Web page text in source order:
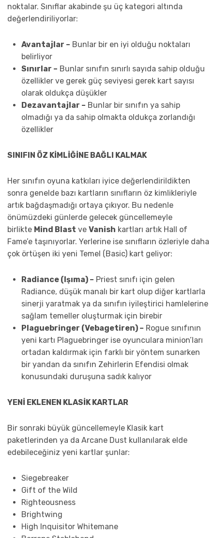
noktalar. Sınıflar akabinde şu üç kategori altında
değerlendiriliyorlar:
Avantajlar – Bunlar bir en iyi olduğu noktaları
belirliyor
Sınırlar – Bunlar sınıfın sınırlı sayıda sahip olduğu
özellikler ve gerek güç seviyesi gerek kart sayısı
olarak oldukça düşükler
Dezavantajlar – Bunlar bir sınıfın ya sahip
olmadığı ya da sahip olmakta oldukça zorlandığı
özellikler
SINIFIN ÖZ KİMLİĞİNE BAĞLI KALMAK
Her sınıfın oyuna katkıları iyice değerlendirildikten
sonra genelde bazı kartların sınıfların öz kimlikleriyle
artık bağdaşmadığı ortaya çıkıyor. Bu nedenle
önümüzdeki günlerde gelecek güncellemeyle
birlikte Mind Blast ve Vanish kartları artık Hall of
Fame’e taşınıyorlar. Yerlerine ise sınıfların özleriyle daha
çok örtüşen iki yeni Temel (Basic) kart geliyor:
Radiance (Işıma) – Priest sınıfı için gelen
Radiance, düşük manalı bir kart olup diğer kartlarla
sinerji yaratmak ya da sınıfın iyileştirici hamlelerine
sağlam temeller oluşturmak için birebir
Plaguebringer (Vebagetiren) – Rogue sınıfının
yeni kartı Plaguebringer ise oyunculara minion’ları
ortadan kaldırmak için farklı bir yöntem sunarken
bir yandan da sınıfın Zehirlerin Efendisi olmak
konusundaki duruşuna sadık kalıyor
YENİ EKLENEN KLASİK KARTLAR
Bir sonraki büyük güncellemeyle Klasik kart
paketlerinden ya da Arcane Dust kullanılarak elde
edebileceğiniz yeni kartlar şunlar:
Siegebreaker
Gift of the Wild
Righteousness
Brightwing
High Inquisitor Whitemane